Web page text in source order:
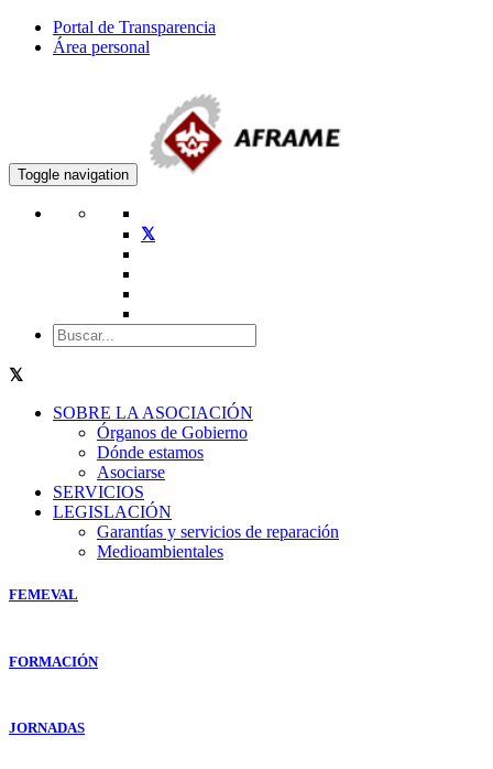
Portal de Transparencia
Área personal
Toggle navigation
SOBRE LA ASOCIACIÓN
Órganos de Gobierno
Dónde estamos
Asociarse
SERVICIOS
LEGISLACIÓN
Garantías y servicios de reparación
Medioambientales
FEMEVAL
FORMACIÓN
JORNADAS